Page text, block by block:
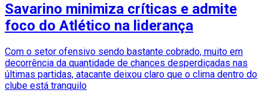
Savarino minimiza críticas e admite
foco do Atlético na liderança
Com o setor ofensivo sendo bastante cobrado, muito em
decorrência da quantidade de chances desperdiçadas nas
últimas partidas, atacante deixou claro que o clima dentro do
clube está tranquilo